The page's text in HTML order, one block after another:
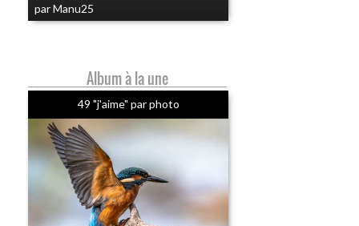
par Manu25
Album à la une
49 "j'aime" par photo